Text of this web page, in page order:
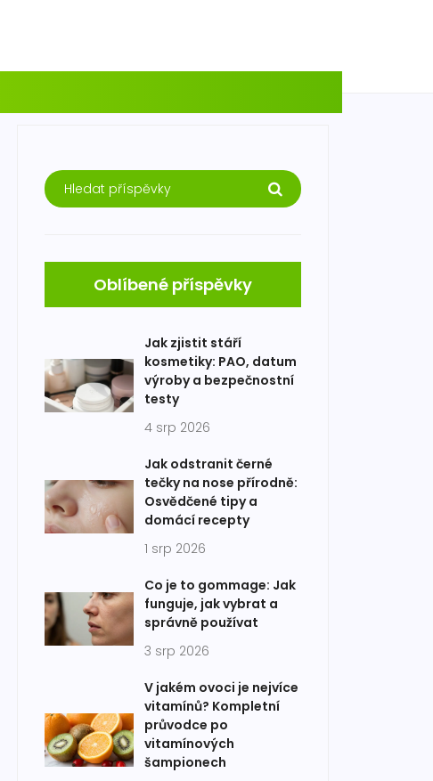
Oblíbené příspěvky
Jak zjistit stáří
kosmetiky: PAO, datum
výroby a bezpečnostní
testy
4 srp 2026
Jak odstranit černé
tečky na nose přírodně:
Osvědčené tipy a
domácí recepty
1 srp 2026
Co je to gommage: Jak
funguje, jak vybrat a
správně používat
3 srp 2026
V jakém ovoci je nejvíce
vitamínů? Kompletní
průvodce po
vitamínových
šampionech